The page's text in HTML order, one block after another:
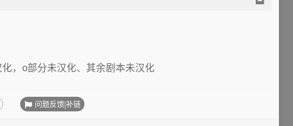
，o部分未汉化、其余剧本未汉化
问题反馈|补链